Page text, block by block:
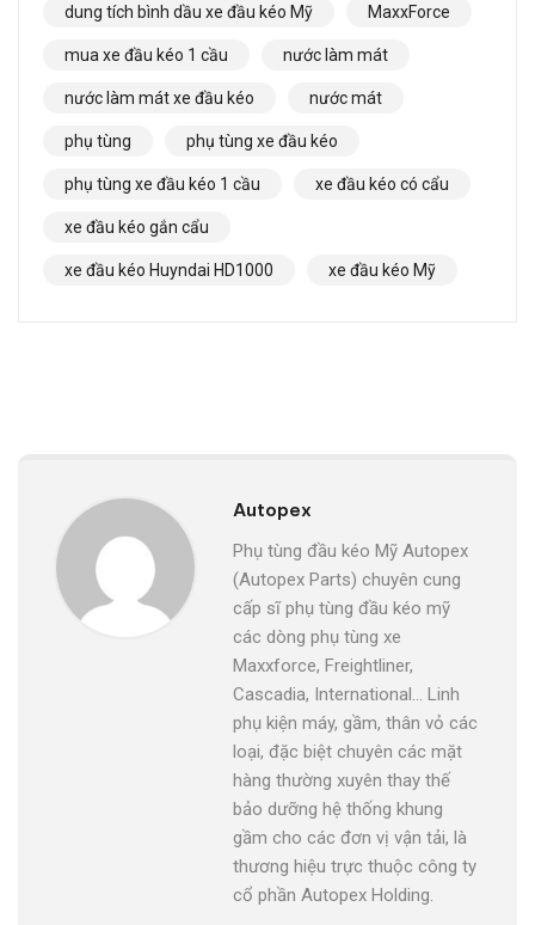
dung tích bình dầu xe đầu kéo Mỹ MaxxForce
mua xe đầu kéo 1 cầu nước làm mát
nước làm mát xe đầu kéo nước mát
phụ tùng phụ tùng xe đầu kéo
phụ tùng xe đầu kéo 1 cầu xe đầu kéo có cẩu
xe đầu kéo gắn cẩu
xe đầu kéo Huyndai HD1000 xe đầu kéo Mỹ
Autopex
Phụ tùng đầu kéo Mỹ Autopex
(Autopex Parts) chuyên cung
cấp sĩ phụ tùng đầu kéo mỹ
các dòng phụ tùng xe
Maxxforce, Freightliner,
Cascadia, International... Linh
phụ kiện máy, gầm, thân vỏ các
loại, đặc biệt chuyên các mặt
hàng thường xuyên thay thế
bảo dưỡng hệ thống khung
gầm cho các đơn vị vận tải, là
thương hiệu trực thuộc công ty
cổ phần Autopex Holding.